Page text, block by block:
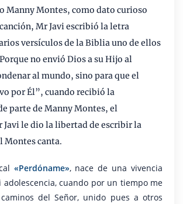
Manny Montes, como dato curioso
Mr Javi escribió la letra
versículos de la Biblia uno de ellos
no envió Dios a su Hijo al
al mundo, sino para que el
por Él”, cuando recibió la
parte de Manny Montes, el
Javi le dio la libertad de escribir la
Montes canta.
«Perdóname», nace de una vivencia
adolescencia, cuando por un tiempo me
del Señor, unido pues a otros